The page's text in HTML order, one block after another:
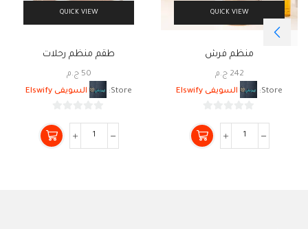
QUICK VIEW
منظم فرش
242 ج.م
Store:
السويفى Elswify
من
5
QUICK VIEW
طقم منظم رحلات
50 ج.م
Store:
السويفى Elswify
من
5